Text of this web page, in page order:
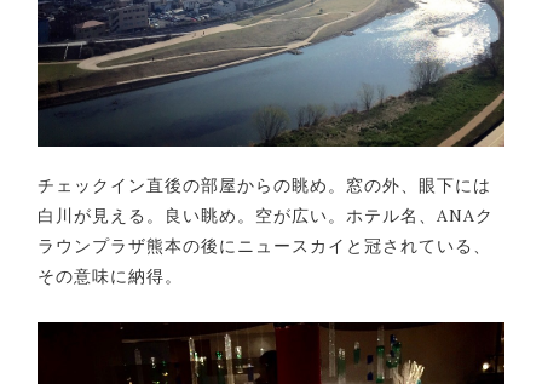
チェックイン直後の部屋からの眺め。窓の外、眼下には
白川が見える。良い眺め。空が広い。ホテル名、ANAク
ラウンプラザ熊本の後にニュースカイと冠されている、
その意味に納得。